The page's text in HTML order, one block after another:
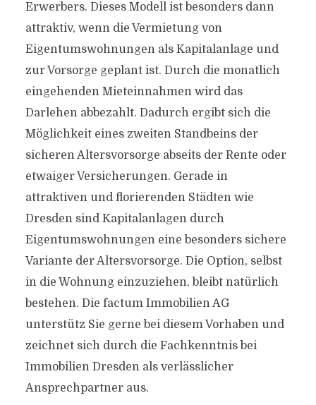
Erwerbers. Dieses Modell ist besonders dann
attraktiv, wenn die Vermietung von
Eigentumswohnungen als Kapitalanlage und
zur Vorsorge geplant ist. Durch die monatlich
eingehenden Mieteinnahmen wird das
Darlehen abbezahlt. Dadurch ergibt sich die
Möglichkeit eines zweiten Standbeins der
sicheren Altersvorsorge abseits der Rente oder
etwaiger Versicherungen. Gerade in
attraktiven und florierenden Städten wie
Dresden sind Kapitalanlagen durch
Eigentumswohnungen eine besonders sichere
Variante der Altersvorsorge. Die Option, selbst
in die Wohnung einzuziehen, bleibt natürlich
bestehen. Die factum Immobilien AG
unterstütz Sie gerne bei diesem Vorhaben und
zeichnet sich durch die Fachkenntnis bei
Immobilien Dresden als verlässlicher
Ansprechpartner aus.